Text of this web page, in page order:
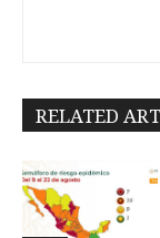
RELATED